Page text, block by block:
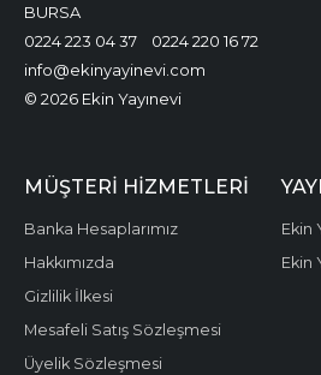
BURSA
0224 223 04 37
0224 220 16 72
info@ekinyayinevi.com
© 2026 Ekin Yayınevi
MÜŞTERI HIZMETLERI
Banka Hesaplarımız
Hakkımızda
Gizlilik İlkesi
Mesafeli Satış Sözleşmesi
Üyelik Sözleşmesi
Ekin
Ekin